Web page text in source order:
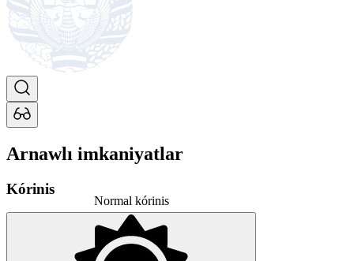
Arnawlı imkaniyatlar
Kórinis
Normal kórinis